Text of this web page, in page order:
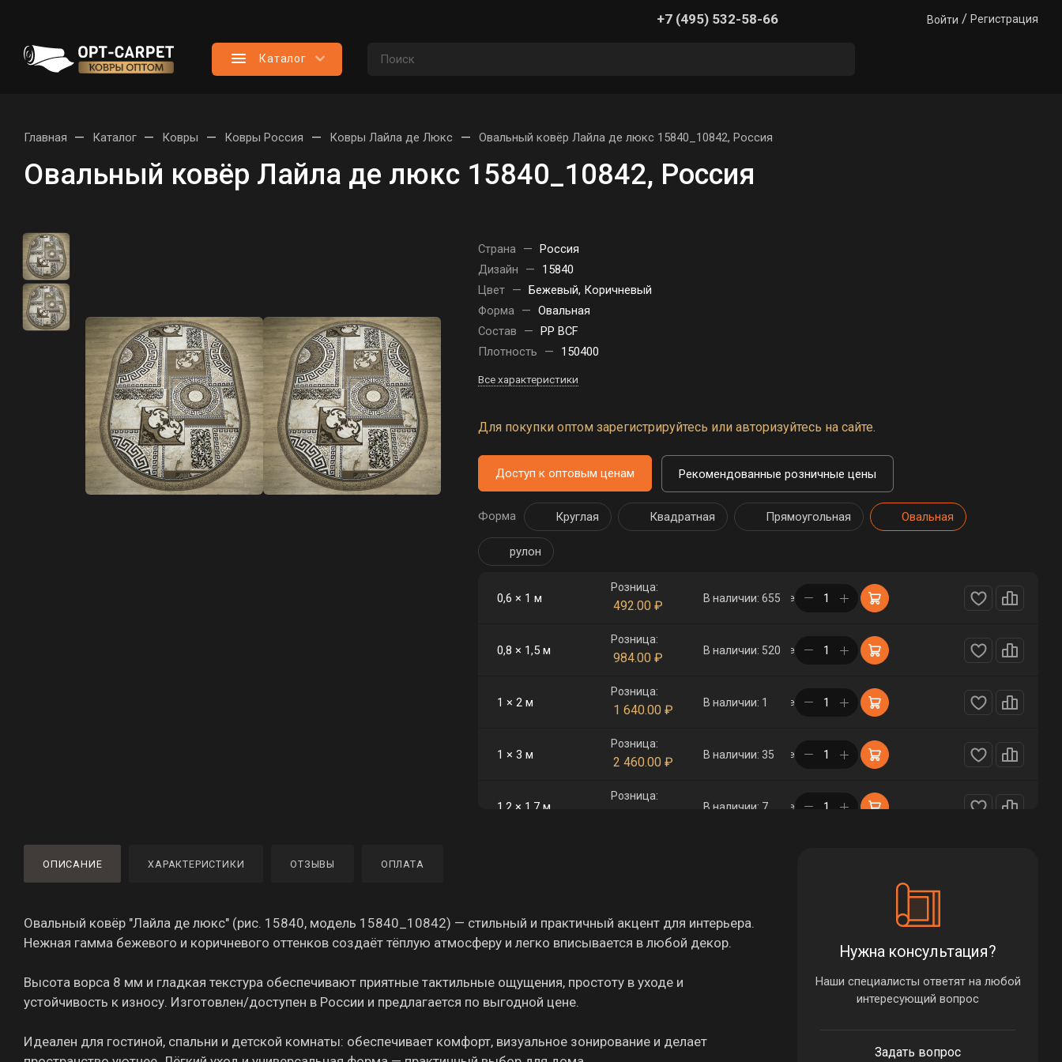
+7 (495) 532-58-66 Войти / Регистрация
Каталог
Главная — Каталог — Ковры — Ковры Россия — Ковры Лайла де Люкс — Овальный ковёр Лайла де люкс 15840_10842, Россия
Овальный ковёр Лайла де люкс 15840_10842, Россия
Страна — Россия
Дизайн
—
15840
Цвет — Бежевый, Коричневый
Форма — Овальная
Состав
— PP BCF
Плотность
— 150400
Все характеристики
Для покупки оптом зарегистрируйтесь или авторизуйтесь на сайте.
Доступ к оптовым ценам Рекомендованные розничные цены
Форма Круглая Квадратная Прямоугольная Овальная
рулон
0,6 × 1 м
Розница:
492.00 ₽
В наличии: 655
в корзине
0,8 × 1,5 м
Розница:
984.00 ₽
В наличии: 520
в корзине
1 × 2 м
Розница:
1 640.00 ₽
В наличии: 1в корзине
1 × 3 м
Розница:
2 460.00 ₽
В наличии: 35
в корзине
1,2 × 1,7 м
Розница:
В наличии: 7в корзине
3 838.00 ₽
ОПИСАНИЕ ХАРАКТЕРИСТИКИ ОТЗЫВЫ ОПЛАТА
Овальный ковёр "Лайла де люкс" (рис. 15840, модель 15840_10842) — стильный и практичный акцент для интерьера.
Нежная гамма бежевого и коричневого оттенков создаёт тёплую атмосферу и легко вписывается в любой декор.
Высота ворса 8 мм и гладкая текстура обеспечивают приятные тактильные ощущения, простоту в уходе и
устойчивость к износу. Изготовлен/доступен в России и предлагается по выгодной цене.
Идеален для гостиной, спальни и детской комнаты: обеспечивает комфорт, визуальное зонирование и делает
Нужна консультация?
Наши специалисты ответят на любой
интересующий вопрос
Задать вопрос